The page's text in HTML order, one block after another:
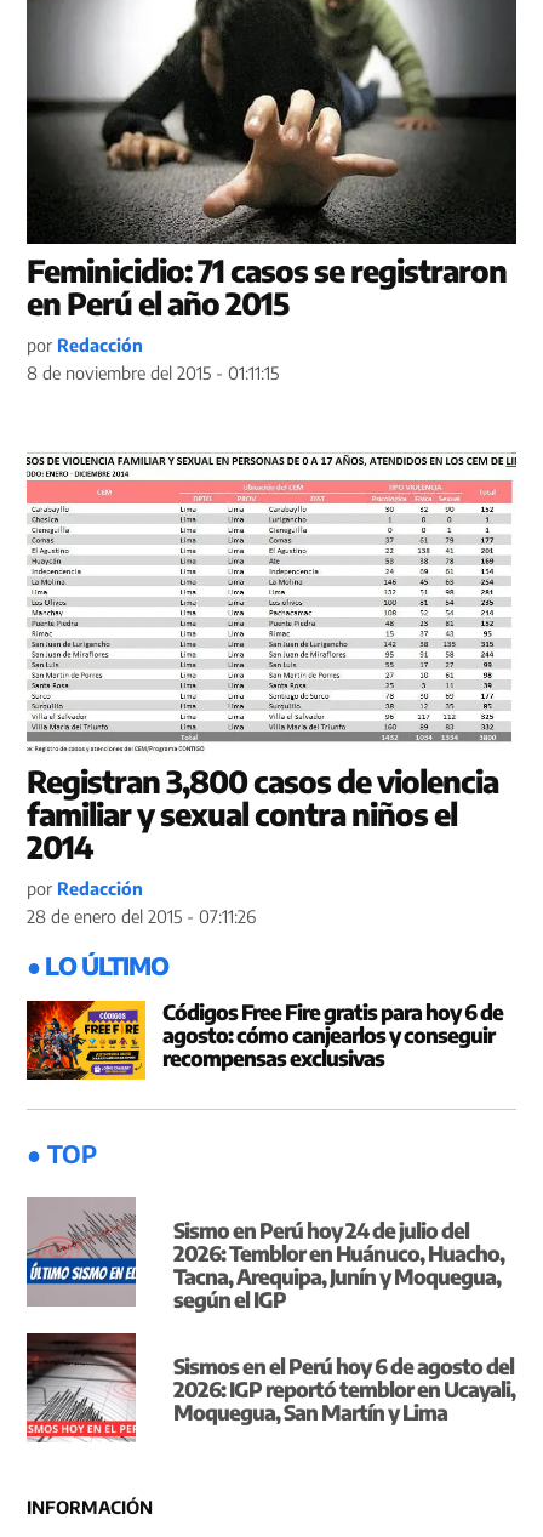
Feminicidio: 71 casos se registraron
en Perú el año 2015
por Redacción
8 de noviembre del 2015 - 01:11:15
Registran 3,800 casos de violencia
familiar y sexual contra niños el
2014
por Redacción
28 de enero del 2015 - 07:11:26
● LO ÚLTIMO
Códigos Free Fire gratis para hoy 6 de
agosto: cómo canjearlos y conseguir
recompensas exclusivas
● TOP
Sismo en Perú hoy 24 de julio del
2026: Temblor en Huánuco, Huacho,
Tacna, Arequipa, Junín y Moquegua,
según el IGP
Sismos en el Perú hoy 6 de agosto del
2026: IGP reportó temblor en Ucayali,
Moquegua, San Martín y Lima
INFORMACIÓN